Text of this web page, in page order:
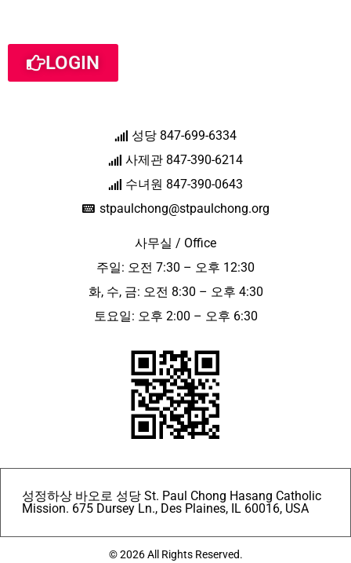
LOGIN
성당 847-699-6334
사제관 847-390-6214
수녀원 847-390-0643
stpaulchong@stpaulchong.org
사무실 / Office
주일: 오전 7:30 – 오후 12:30
화, 수, 금: 오전 8:30 – 오후 4:30
토요일: 오후 2:00 – 오후 6:30
성정하상 바오로 성당 St. Paul Chong Hasang Catholic
Mission. 675 Dursey Ln., Des Plaines, IL 60016, USA
© 2026 All Rights Reserved.